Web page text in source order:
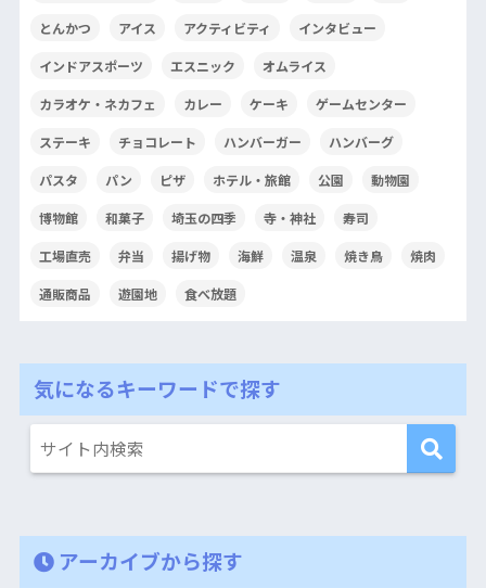
とんかつ アイス アクティビティ インタビュー
インドアスポーツ エスニック オムライス
カラオケ・ネカフェ カレー ケーキ ゲームセンター
ステーキ チョコレート ハンバーガー ハンバーグ
パスタ パン ピザ ホテル・旅館 公園 動物園
博物館 和菓子 埼玉の四季 寺・神社 寿司
工場直売 弁当 揚げ物 海鮮 温泉 焼き鳥 焼肉
通販商品 遊園地 食べ放題
気になるキーワードで探す
アーカイブから探す